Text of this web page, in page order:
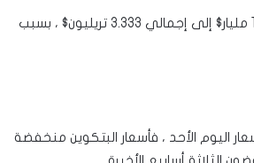
انخفضت القيمة السوقية للعملات الرقمية يوم الجمعة بحوالي 180 مليار$ إلى إجمالي 3.333 تريليون$ ، بسبب
اليوم الأحد ، فأسعار البتكوين منخفضة